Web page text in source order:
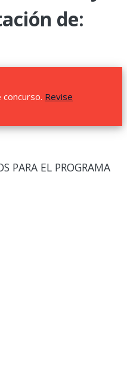
de:
Revise
PARA EL PROGRAMA